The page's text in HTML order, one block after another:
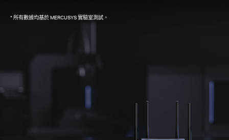
*所有數據均基於 MERCUSYS 實驗室測試。